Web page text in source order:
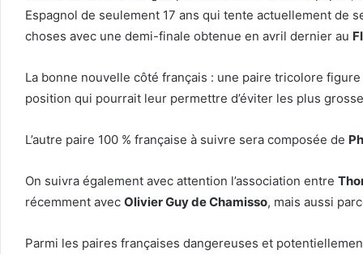
Espagnol de seulement 17 ans qui tente actuellement de
choses avec une demi-finale obtenue en avril dernier au
La bonne nouvelle côté français : une paire tricolore
position qui pourrait leur permettre d’éviter les plus
L’autre paire 100 % française à suivre sera composée de
On suivra également avec attention l’association entre
récemment avec Olivier Guy de Chamisso, mais aussi
Parmi les paires françaises dangereuses et